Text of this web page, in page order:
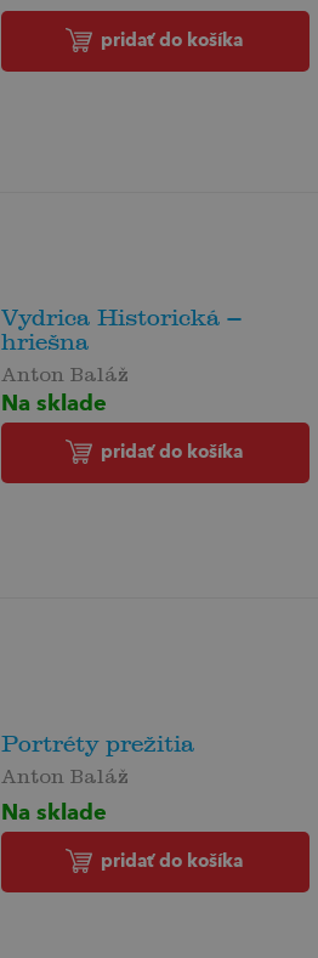
pridať do košíka
Vydrica Historická –
hriešna
Anton Baláž
Na sklade
pridať do košíka
Portréty prežitia
Anton Baláž
Na sklade
pridať do košíka